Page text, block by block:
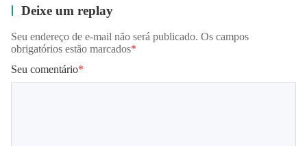
Deixe um replay
Seu endereço de e-mail não será publicado. Os campos
obrigatórios estão marcados*
Seu comentário*